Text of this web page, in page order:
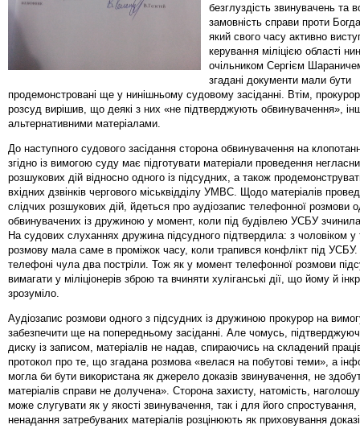
безглуздість звинувачень та
замовність справи проти
який свого часу активно
керування міліцією області
очільником Сергієм
згадані документи мали бути
продемонстровані ще у нинішньому судовому засіданні. Втім,
розсуд вирішив, що деякі з них «не підтверджують обвинувачення»,
альтернативними матеріалами.
До наступного судового засідання сторона обвинувачення на
згідно із вимогою суду має підготувати матеріали проведення
розшукових дій відносно одного із підсудних, а також
вхідних дзвінків чергового міськвідділу УМВС. Щодо матеріалів
слідчих розшукових дій, йдеться про аудіозапис телефонної розмови
обвинувачених із дружиною у момент, коли під будівлею УСБУ
На судових слуханнях дружина підсудного підтвердила: з чоловіком у
розмову мала саме в проміжок часу, коли трапився конфлікт під
телефоні чула два постріли. Тож як у момент телефонної розмови
вимагати у міліціонерів зброю та вчиняти хуліганські дії, що йому й
зрозуміло.
Аудіозапис розмови одного з підсудних із дружиною прокурор на
забезпечити ще на попередньому засіданні. Але чомусь,
диску із записом, матеріалів не надав, спираючись на складений
протокол про те, що згадана розмова «велася на побутові теми», а
могла би бути використана як джерело доказів звинувачення, не
матеріалів справи не долучена». Сторона захисту, натомість,
може слугувати як у якості звинувачення, так і для його
ненадання затребуваних матеріалів розцінюють як приховування